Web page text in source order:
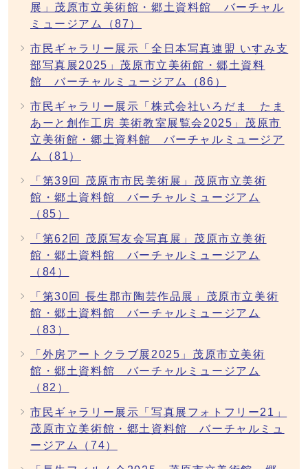
展」茂原市立美術館・郷土資料館 バーチャル
ミュージアム（87）
市民ギャラリー展示「全日本写真連盟 いすみ支
部写真展2025」茂原市立美術館・郷土資料
館 バーチャルミュージアム（86）
市民ギャラリー展示「株式会社いろだま たま
あーと創作工房 美術教室展覧会2025」茂原市
立美術館・郷土資料館 バーチャルミュージア
ム（81）
「第39回 茂原市市民美術展」茂原市立美術
館・郷土資料館 バーチャルミュージアム
（85）
「第62回 茂原写友会写真展」茂原市立美術
館・郷土資料館 バーチャルミュージアム
（84）
「第30回 長生郡市陶芸作品展」茂原市立美術
館・郷土資料館 バーチャルミュージアム
（83）
「外房アートクラブ展2025」茂原市立美術
館・郷土資料館 バーチャルミュージアム
（82）
市民ギャラリー展示「写真展フォトフリー21」
茂原市立美術館・郷土資料館 バーチャルミュ
ージアム（74）